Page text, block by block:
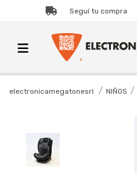
Seguí tu compra
electronicamegatonesrl NIÑOS